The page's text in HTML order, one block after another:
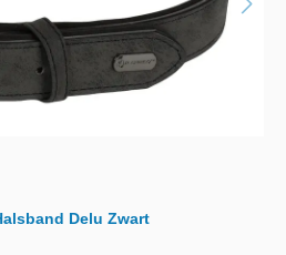
Delu Zwart